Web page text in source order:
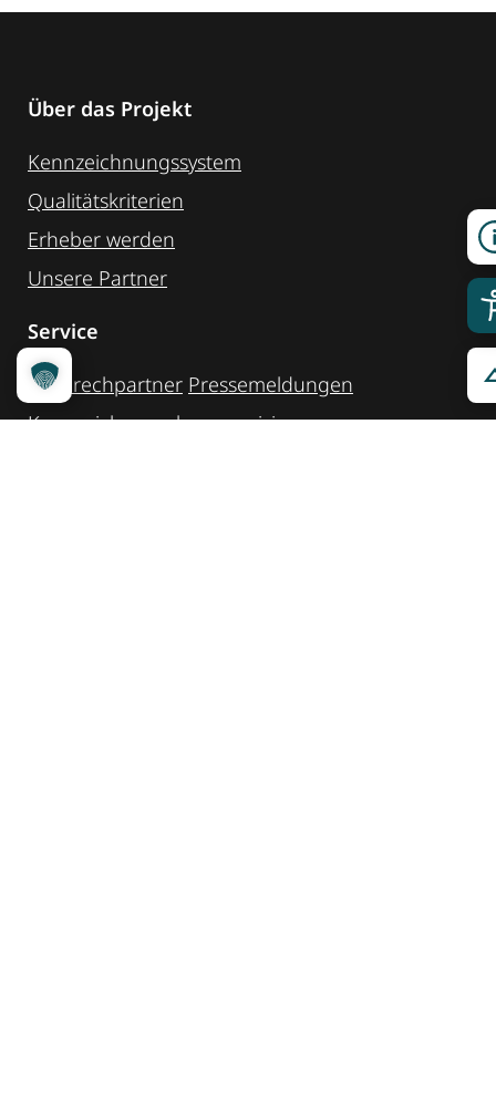
Über das Projekt
Kennzeichnungssystem
Qualitätskriterien
Erheber werden
Unsere Partner
Service
Ansprechpartner Pressemeldungen
Kennzeichnung ­kommunizieren